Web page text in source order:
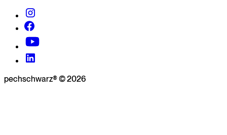
pechschwarz® © 2026